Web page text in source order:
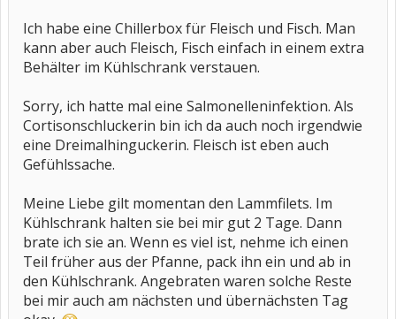
Ich habe eine Chillerbox für Fleisch und Fisch. Man
kann aber auch Fleisch, Fisch einfach in einem extra
Behälter im Kühlschrank verstauen.
Sorry, ich hatte mal eine Salmonelleninfektion. Als
Cortisonschluckerin bin ich da auch noch irgendwie
eine Dreimalhinguckerin. Fleisch ist eben auch
Gefühlssache.
Meine Liebe gilt momentan den Lammfilets. Im
Kühlschrank halten sie bei mir gut 2 Tage. Dann
brate ich sie an. Wenn es viel ist, nehme ich einen
Teil früher aus der Pfanne, pack ihn ein und ab in
den Kühlschrank. Angebraten waren solche Reste
bei mir auch am nächsten und übernächsten Tag